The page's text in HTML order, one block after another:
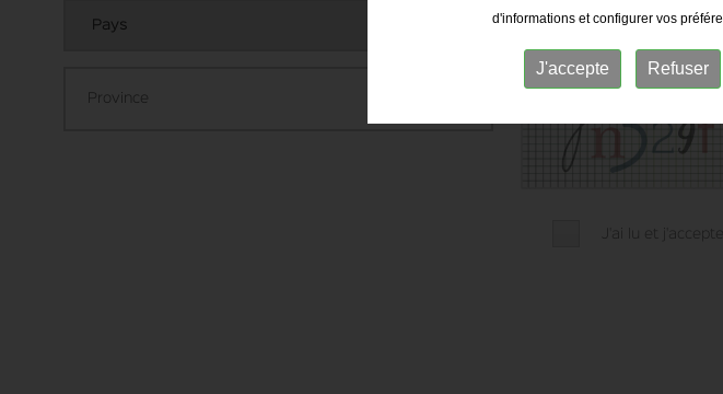
J'ai lu et
d'informations et configurer vos
J'accepte Refuser